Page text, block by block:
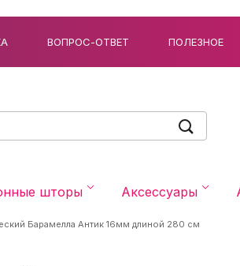
ВОПРОС-ОТВЕТ ПОЛЕЗНОЕ
шторы Аксессуары
Барамелла Антик 16мм длиной 280 см